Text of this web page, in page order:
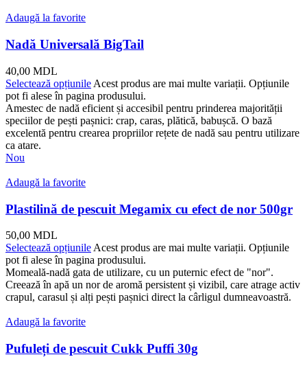
Adaugă la favorite
Nadă Universală BigTail
40,00 MDL
Selectează opțiunile Acest produs are mai multe variații. Opțiunile
pot fi alese în pagina produsului.
Amestec de nadă eficient și accesibil pentru prinderea majorității
speciilor de pești pașnici: crap, caras, plătică, babușcă. O bază
excelentă pentru crearea propriilor rețete de nadă sau pentru utilizare
ca atare.
Nou
Adaugă la favorite
Plastilină de pescuit Megamix cu efect de nor 500gr
50,00 MDL
Selectează opțiunile Acest produs are mai multe variații. Opțiunile
pot fi alese în pagina produsului.
Momeală-nadă gata de utilizare, cu un puternic efect de "nor".
Creează în apă un nor de aromă persistent și vizibil, care atrage activ
crapul, carasul și alți pești pașnici direct la cârligul dumneavoastră.
Adaugă la favorite
Pufuleți de pescuit Cukk Puffi 30g